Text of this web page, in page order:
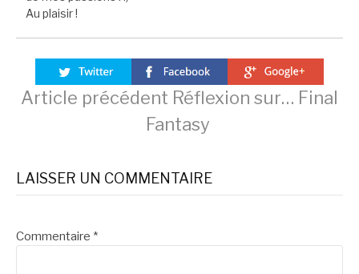
Au plaisir !
Lire
la
suite
Article précédent Réflexion sur… Final
Fantasy
LAISSER UN COMMENTAIRE
Commentaire *